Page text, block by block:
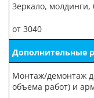
Зеркало, молдинги,
от 3040
Дополнительные
Монтаж/демонтаж
объема работ) и